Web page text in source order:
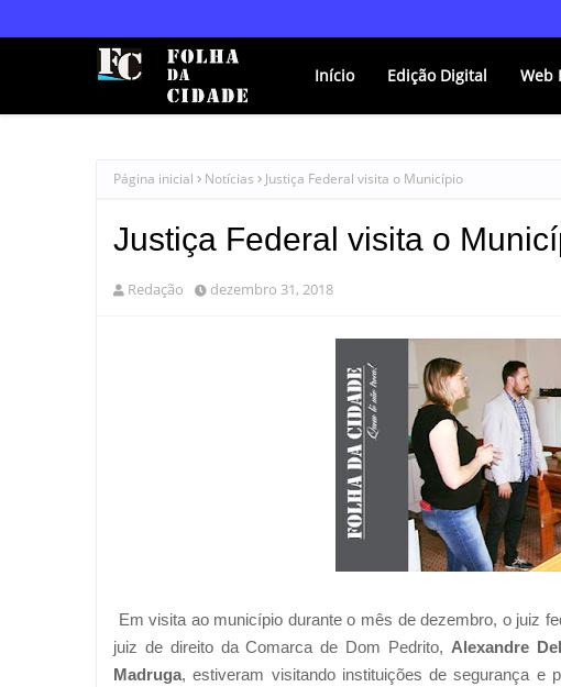
Início Edição Digital Web
Página inicial Notícias Justiça Federal visita o Município
Justiça Federal visita o
Redação dezembro 31, 2018
Em visita ao município durante o mês de dezembro, o juiz
juiz de direito da Comarca de Dom Pedrito, Alexandre
Madruga, estiveram visitando instituições de segurança e